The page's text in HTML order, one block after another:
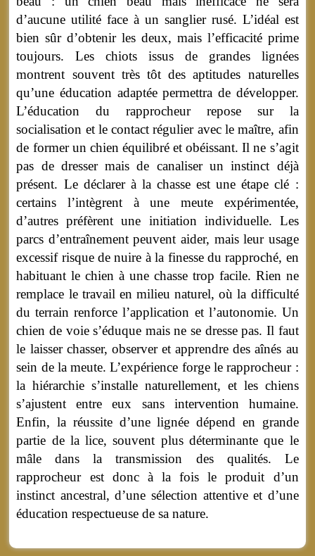
d’aucune utilité face à un sanglier rusé. L’idéal est
bien sûr d’obtenir les deux, mais l’efficacité prime
toujours. Les chiots issus de grandes lignées
montrent souvent très tôt des aptitudes naturelles
qu’une éducation adaptée permettra de développer.
L’éducation du rapprocheur repose sur la
socialisation et le contact régulier avec le maître, afin
de former un chien équilibré et obéissant. Il ne s’agit
pas de dresser mais de canaliser un instinct déjà
présent. Le déclarer à la chasse est une étape clé :
certains l’intègrent à une meute expérimentée,
d’autres préfèrent une initiation individuelle. Les
parcs d’entraînement peuvent aider, mais leur usage
excessif risque de nuire à la finesse du rapproché, en
habituant le chien à une chasse trop facile. Rien ne
remplace le travail en milieu naturel, où la difficulté
du terrain renforce l’application et l’autonomie. Un
chien de voie s’éduque mais ne se dresse pas. Il faut
le laisser chasser, observer et apprendre des aînés au
sein de la meute. L’expérience forge le rapprocheur :
la hiérarchie s’installe naturellement, et les chiens
s’ajustent entre eux sans intervention humaine.
Enfin, la réussite d’une lignée dépend en grande
partie de la lice, souvent plus déterminante que le
mâle dans la transmission des qualités. Le
rapprocheur est donc à la fois le produit d’un
instinct ancestral, d’une sélection attentive et d’une
éducation respectueuse de sa nature.